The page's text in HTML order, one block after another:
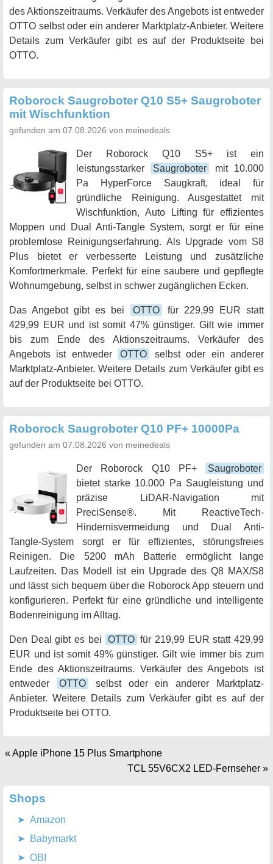
des Aktionszeitraums. Verkäufer des Angebots ist entweder
OTTO selbst oder ein anderer Marktplatz-Anbieter. Weitere
Details zum Verkäufer gibt es auf der Produktseite bei
OTTO.
Roborock Saugroboter Q10 S5+ Saugroboter
mit Wischfunktion
gefunden am 07.08.2026 von meinedeals
Der Roborock Q10 S5+ ist ein
leistungsstarker
Saugroboter
mit 10.000
Pa HyperForce Saugkraft, ideal für
gründliche Reinigung. Ausgestattet mit
Wischfunktion, Auto Lifting für effizientes
Moppen und Dual Anti-Tangle System, sorgt er für eine
problemlose Reinigungserfahrung. Als Upgrade vom S8
Plus bietet er verbesserte Leistung und zusätzliche
Komfortmerkmale. Perfekt für eine saubere und gepflegte
Wohnumgebung, selbst in schwer zugänglichen Ecken.
Das Angebot gibt es bei OTTO
für 229,99 EUR statt
429,99 EUR und ist somit 47% günstiger. Gilt wie immer
bis zum Ende des Aktionszeitraums. Verkäufer des
Angebots ist entweder
OTTO
selbst oder ein anderer
Marktplatz-Anbieter. Weitere Details zum Verkäufer gibt es
auf der Produktseite bei OTTO.
Roborock Saugroboter Q10 PF+ 10000Pa
gefunden am 07.08.2026 von meinedeals
Der Roborock Q10 PF+
Saugroboter
bietet starke 10.000 Pa Saugleistung und
präzise LiDAR-Navigation mit
PreciSense®. Mit ReactiveTech-
Hindernisvermeidung und Dual Anti-
Tangle-System sorgt er für effizientes, störungsfreies
Reinigen. Die 5200 mAh Batterie ermöglicht lange
Laufzeiten. Das Modell ist ein Upgrade des Q8 MAX/S8
und lässt sich bequem über die Roborock App steuern und
konfigurieren. Perfekt für eine gründliche und intelligente
Bodenreinigung im Alltag.
Den Deal gibt es bei OTTO für 219,99 EUR statt 429,99
EUR und ist somit 49% günstiger. Gilt wie immer bis zum
Ende des Aktionszeitraums. Verkäufer des Angebots ist
entweder
OTTO
selbst oder ein anderer Marktplatz-
Anbieter. Weitere Details zum Verkäufer gibt es auf der
Produktseite bei OTTO.
« Apple iPhone 15 Plus Smartphone
TCL 55V6CX2 LED-Fernseher »
Shops
Amazon
Babymarkt
OBI